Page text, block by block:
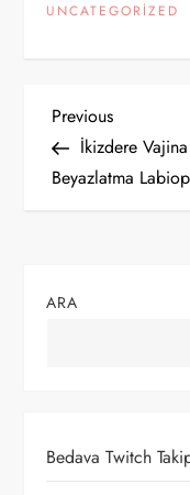
UNCATEGORIZED
Y
a
z
Previous
Post
Previous
İkizdere Vajina
Beyazlatma
ARA
Bedava Twitch